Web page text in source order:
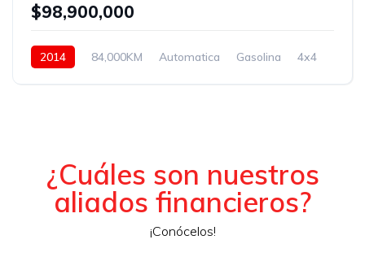
$98,900,000
2014 84,000KM Automatica Gasolina 4x4
¿Cuáles son nuestros
aliados financieros?
¡Conócelos!